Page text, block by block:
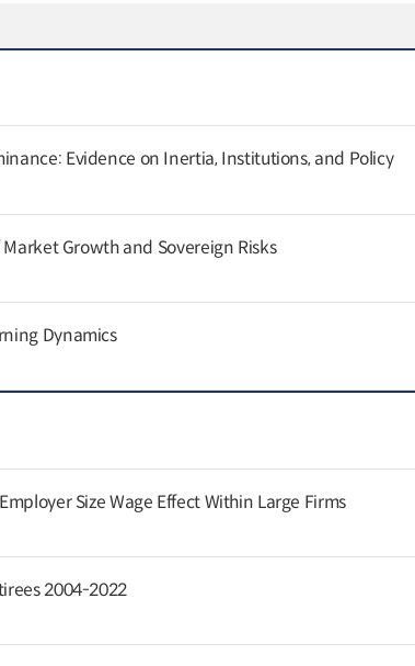
Evidence on Inertia, Institutions, and Policy
Growth and Sovereign Risks
Dynamics
Size Wage Effect Within Large Firms
2004-2022